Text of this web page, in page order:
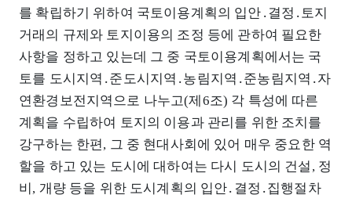
를 확립하기 위하여 국토이용계획의 입안․결정․토지
거래의 규제와 토지이용의 조정 등에 관하여 필요한
사항을 정하고 있는데 그 중 국토이용계획에서는 국
토를 도시지역․준도시지역․농림지역․준농림지역․자
연환경보전지역으로 나누고(제6조) 각 특성에 따른
계획을 수립하여 토지의 이용과 관리를 위한 조치를
강구하는 한편, 그 중 현대사회에 있어 매우 중요한 역
할을 하고 있는 도시에 대하여는 다시 도시의 건설, 정
비, 개량 등을 위한 도시계획의 입안․결정․집행절차